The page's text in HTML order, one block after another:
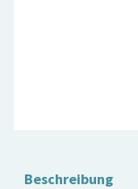
Beschreibung